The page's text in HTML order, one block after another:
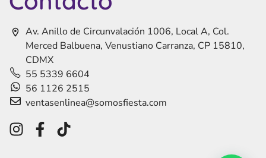
Av. Anillo de Circunvalación 1006, Local A, Col.
Merced Balbuena, Venustiano Carranza, CP 15810,
CDMX
55 5339 6604
56 1126 2515
ventasenlinea@somosfiesta.com